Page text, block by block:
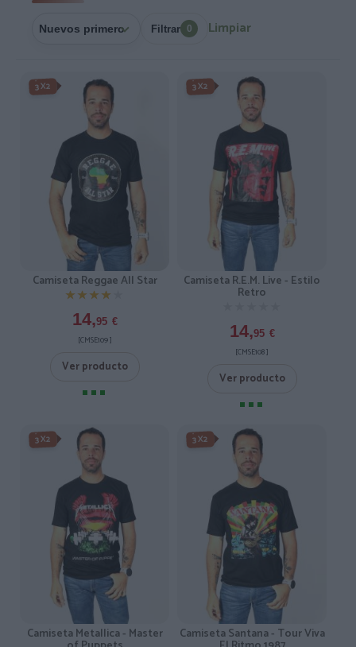
Filtrar 0 Limpiar
3X2
Camiseta Reggae All Star
★★★★★
★★★★★
14,95 €
[CMSE109 ]
Ver producto
3X2
Camiseta R.E.M. Live - Estilo
Retro
14,95 €
[CMSE108 ]
Ver producto
3X2
Camiseta Metallica - Master
3X2
Camiseta Santana - Tour Viva